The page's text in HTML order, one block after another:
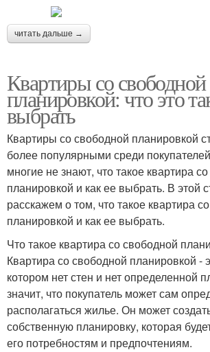
читать дальше →
Квартиры со свободной
планировкой: что это
выбрать
Квартиры со свободной планировкой
более популярными среди
многие не знают, что такое квартира
планировкой и как ее выбрать. В этой
расскажем о том, что такое квартира
планировкой и как ее выбрать.
Что такое квартира со свободной
Квартира со свободной планировкой -
котором нет стен и нет определенной
значит, что покупатель может сам
располагаться жилье. Он может
собственную планировку, которая
его потребностям и предпочтениям.